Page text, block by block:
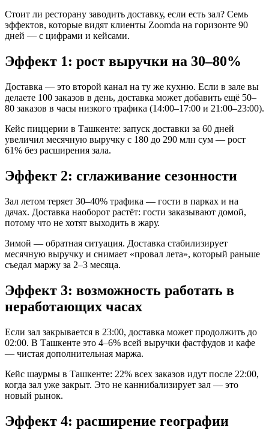
Стоит ли ресторану заводить доставку, если есть зал? Семь
эффектов, которые видят клиенты Zoomda на горизонте 90
дней — с цифрами и кейсами.
Эффект 1: рост выручки на 30–80%
Доставка — это второй канал на ту же кухню. Если в зале вы
делаете 100 заказов в день, доставка может добавить ещё 50–
80 заказов в часы низкого трафика (14:00–17:00 и 21:00–23:00).
Кейс пиццерии в Ташкенте: запуск доставки за 60 дней
увеличил месячную выручку с 180 до 290 млн сум — рост
61% без расширения зала.
Эффект 2: сглаживание сезонности
Зал летом теряет 30–40% трафика — гости в парках и на
дачах. Доставка наоборот растёт: гости заказывают домой,
потому что не хотят выходить в жару.
Зимой — обратная ситуация. Доставка стабилизирует
месячную выручку и снимает «провал лета», который раньше
съедал маржу за 2–3 месяца.
Эффект 3: возможность работать в
неработающих часах
Если зал закрывается в 23:00, доставка может продолжить до
02:00. В Ташкенте это 4–6% всей выручки фастфудов и кафе
— чистая дополнительная маржа.
Кейс шаурмы в Ташкенте: 22% всех заказов идут после 22:00,
когда зал уже закрыт. Это не каннибализирует зал — это
новый рынок.
Эффект 4: расширение географии